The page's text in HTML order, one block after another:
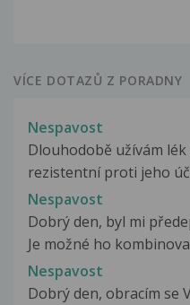
VÍCE DOTAZŮ Z PORADNY
Nespavost
Dlouhodobě užívám
rezistentní proti jeho
Nespavost
Dobrý den, byl mi
Je možné ho
Nespavost
Dobrý den, obracím se